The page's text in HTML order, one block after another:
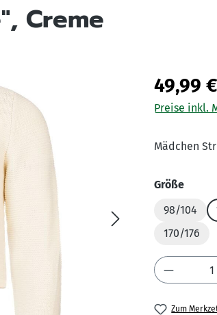
Creme
49,99 €
Preise inkl.
Mädchen
Größe
98/104
170/176
Produkt
Zum